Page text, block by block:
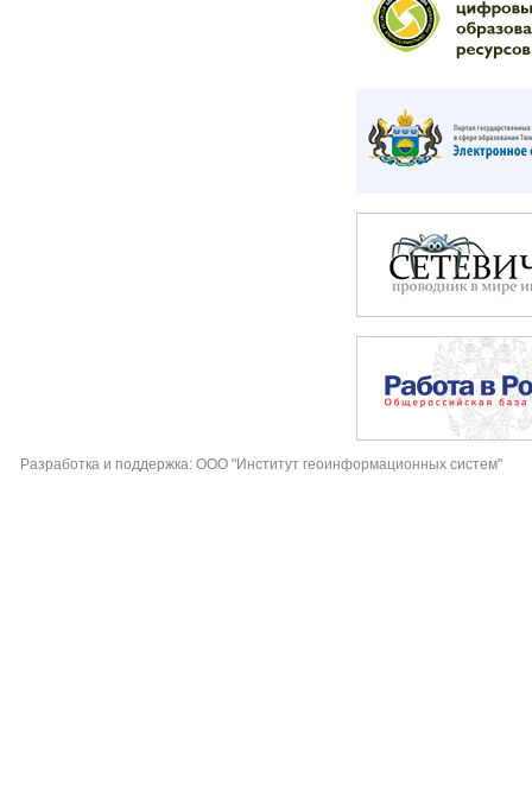
Разработка и поддержка: ООО "Институт геоинформационных систем"